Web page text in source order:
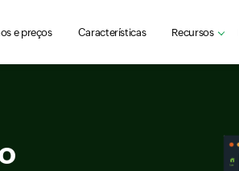
e preços Características Recursos